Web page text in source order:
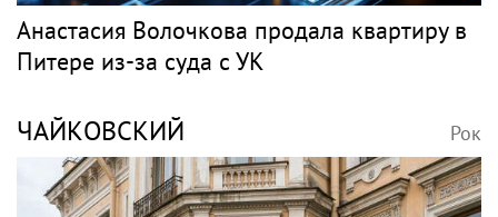
Анастасия Волочкова продала квартиру в
Питере из-за суда с УК
ЧАЙКОВСКИЙ Рок